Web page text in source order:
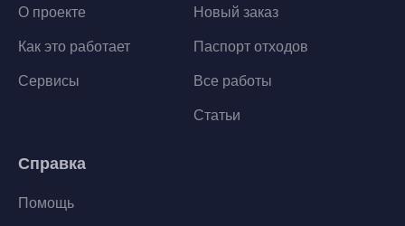
О проекте
Как это работает
Сервисы
Новый заказ
Паспорт отходов
Все работы
Статьи
Справка
Помощь